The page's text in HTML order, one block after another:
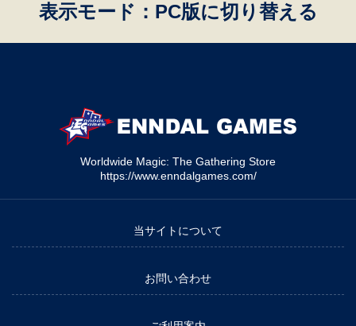
表示モード：PC版に切り替える
Worldwide Magic: The Gathering Store
https://www.enndalgames.com/
当サイトについて
お問い合わせ